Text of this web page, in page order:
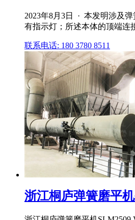
2023年8月3日 · 本发明涉及
有指示灯；所述本体的顶端连
联系电话: 180 3780 8511
浙江桐庐弹簧磨平